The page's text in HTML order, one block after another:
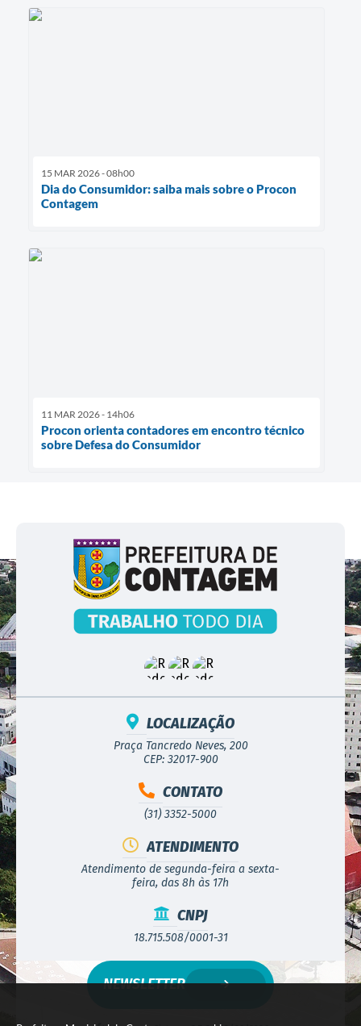
15 MAR 2026 - 08h00
Dia do Consumidor: saiba mais sobre o Procon
Contagem
11 MAR 2026 - 14h06
Procon orienta contadores em encontro técnico
sobre Defesa do Consumidor
LOCALIZAÇÃO
Praça Tancredo Neves, 200
CEP: 32017-900
CONTATO
(31) 3352-5000
ATENDIMENTO
Atendimento de segunda-feira a sexta-
feira, das 8h às 17h
CNPJ
18.715.508/0001-31
NEWSLETTER